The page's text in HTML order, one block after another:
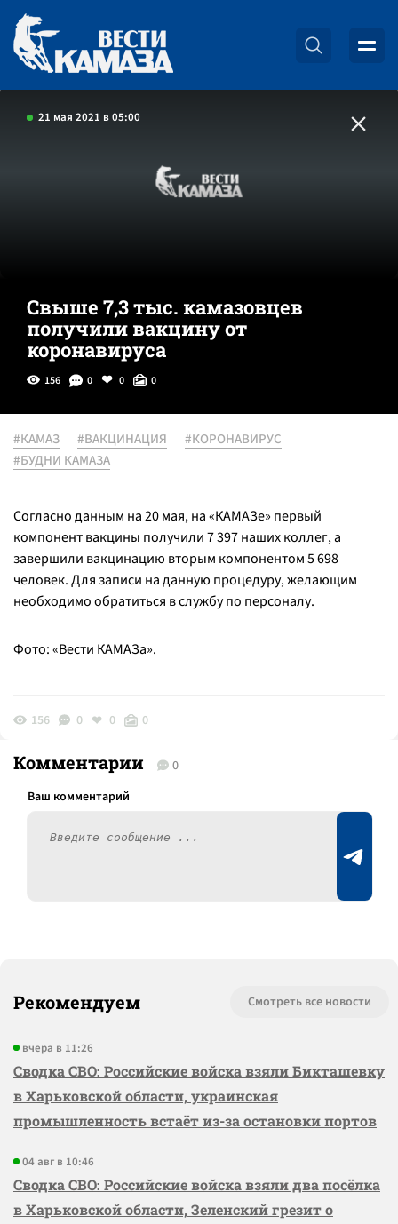
21 мая 2021 в 05:00
Свыше 7,3 тыс. камазовцев
получили вакцину от
коронавируса
156 0 0 0
#КАМАЗ #ВАКЦИНАЦИЯ
#КОРОНАВИРУС
#БУДНИ КАМАЗА
Согласно данным на 20 мая, на «КАМАЗе» первый
компонент вакцины получили 7 397 наших коллег, а
завершили вакцинацию вторым компонентом 5 698
человек. Для записи на данную процедуру, желающим
необходимо обратиться в службу по персоналу.
Фото: «Вести КАМАЗа».
156 0 0 0
Комментарии 0
Рекомендуем Смотреть все новости
вчера в 11:26
Сводка СВО: Российские войска взяли Бикташевку
в Харьковской области, украинская
промышленность встаёт из-за остановки портов
04 авг в 10:46
Сводка СВО: Российские войска взяли два посёлка
в Харьковской области, Зеленский грезит о